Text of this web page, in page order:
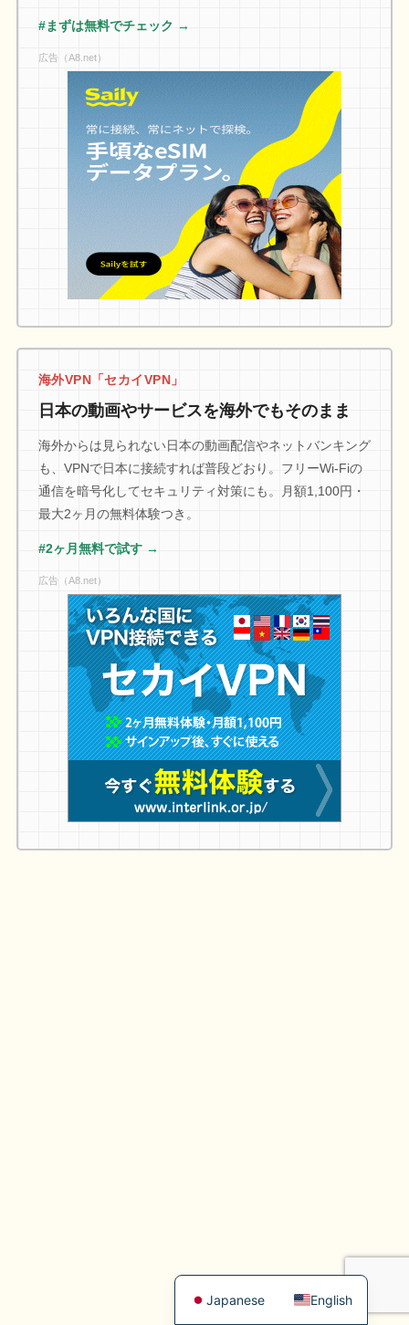
#まずは無料でチェック →
広告（A8.net）
海外VPN「セカイVPN」
日本の動画やサービスを海外でもそのまま
海外からは見られない日本の動画配信やネットバンキング
も、VPNで日本に接続すれば普段どおり。フリーWi-Fiの
通信を暗号化してセキュリティ対策にも。月額1,100円・
最大2ヶ月の無料体験つき。
#2ヶ月無料で試す →
広告（A8.net）
Japanese English